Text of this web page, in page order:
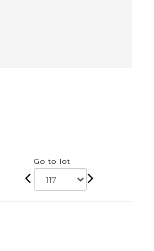
Go to lot